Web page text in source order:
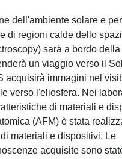
dell'ambiente solare e per
di regioni calde dello
sarà a bordo della
un viaggio verso il
acquisirà immagini nel
verso l'eliosfera. Nei
di materiali e
(AFM) è stata
materiali e dispositivi. Le
acquisite sono